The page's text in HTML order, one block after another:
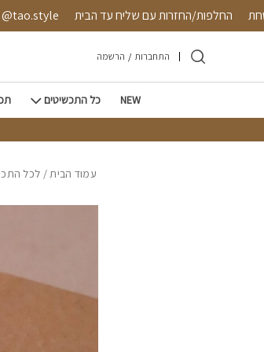
Skip to Content
מאובטחת החלפות/החזרות עם שליח עד הבית
התחברות / הרשמה
NEW כל התכשיטים
עמוד הבית/ לכל
בחזרה למעלה